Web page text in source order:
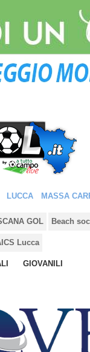
LUCCA MASSA
GOL Beach
Lucca
GIOVANILI